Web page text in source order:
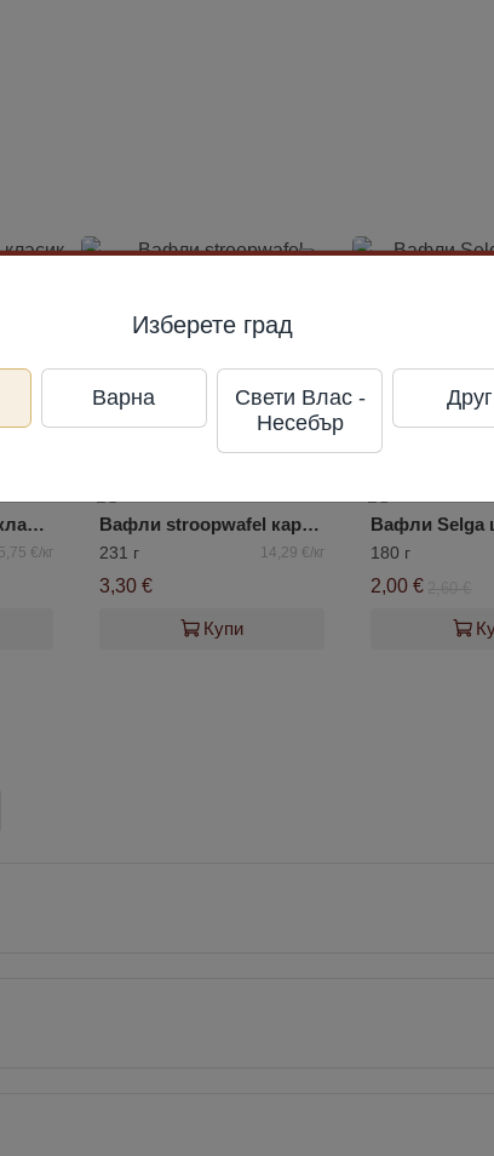
Овесени бисквити класик Богуславна
5,75 €/кг
Вафли stroopwafel карамел SALEKS
231 г 14,29 €/кг
3,30 €
Купи
180 г
2,00 €
Изберете град
Варна
Свети Влас -
Несебър